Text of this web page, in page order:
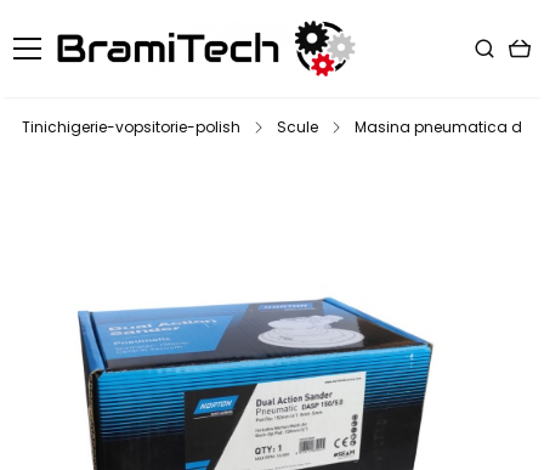
Tinichigerie-vopsitorie-polish Scule Masina pneumatica de